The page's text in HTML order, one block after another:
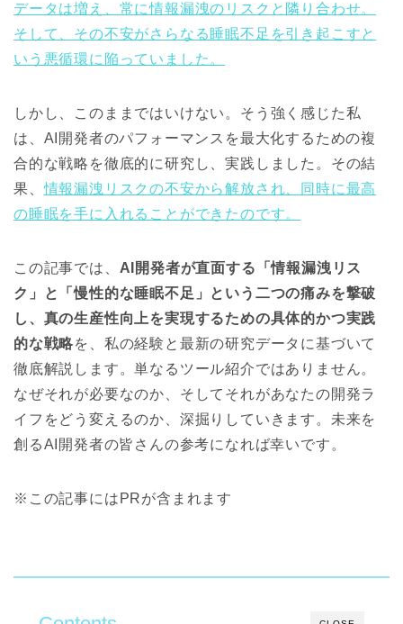
データは増え、常に情報漏洩のリスクと隣り合わせ。
そして、その不安がさらなる睡眠不足を引き起こすと
いう悪循環に陥っていました。
しかし、このままではいけない。そう強く感じた私
は、AI開発者のパフォーマンスを最大化するための複
合的な戦略を徹底的に研究し、実践しました。その結
果、情報漏洩リスクの不安から解放され、同時に最高
の睡眠を手に入れることができたのです。
この記事では、 AI開発者が直面する「情報漏洩リス
ク」と「慢性的な睡眠不足」という二つの痛みを撃破
し、真の生産性向上を実現するための具体的かつ実践
的な戦略を、私の経験と最新の研究データに基づいて
徹底解説します。単なるツール紹介ではありません。
なぜそれが必要なのか、そしてそれがあなたの開発ラ
イフをどう変えるのか、深掘りしていきます。未来を
創るAI開発者の皆さんの参考になれば幸いです。
※この記事にはPRが含まれます